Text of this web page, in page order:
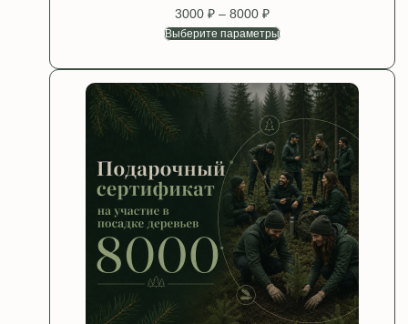
3000 ₽ – 8000 ₽
цен:
–
8000 ₽
Выберите параметры
товар
имеет
несколько
вариаций.
Опции
можно
выбрать
на
странице
товара.